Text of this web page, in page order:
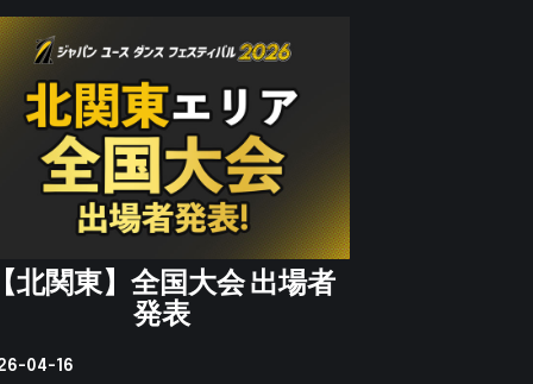
北関東】全国大会 出場者
発表
04-16